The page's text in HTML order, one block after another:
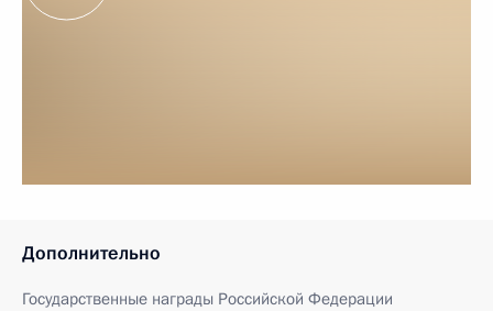
Дополнительно
Государственные награды Российской Федерации